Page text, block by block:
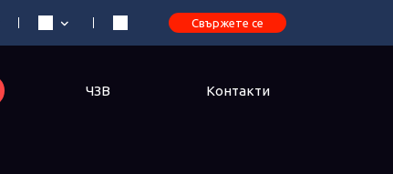
Свържете се
ЧЗВ Контакти